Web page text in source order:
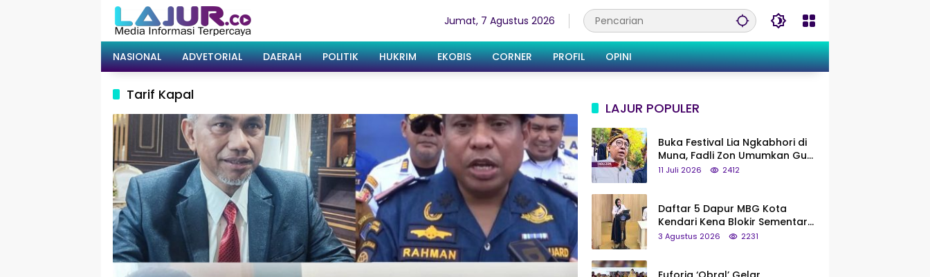
Jumat, 7 Agustus 2026
NASIONAL ADVETORIAL DAERAH POLITIK HUKRIM EKOBIS CORNER PROFIL OPINI
Tarif Kapal
LAJUR POPULER
Buka Festival Lia Ngkabhori di
Muna, Fadli Zon Umumkan Gua
Metanduno Segera Naik Status
11 Juli 2026 2412
Daftar 5 Dapur MBG Kota
Kendari Kena Blokir Sementara
dari Pusat
3 Agustus 2026 2231